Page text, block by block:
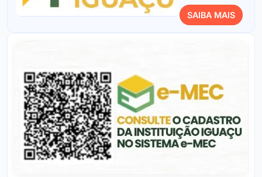
SAIBA MAIS